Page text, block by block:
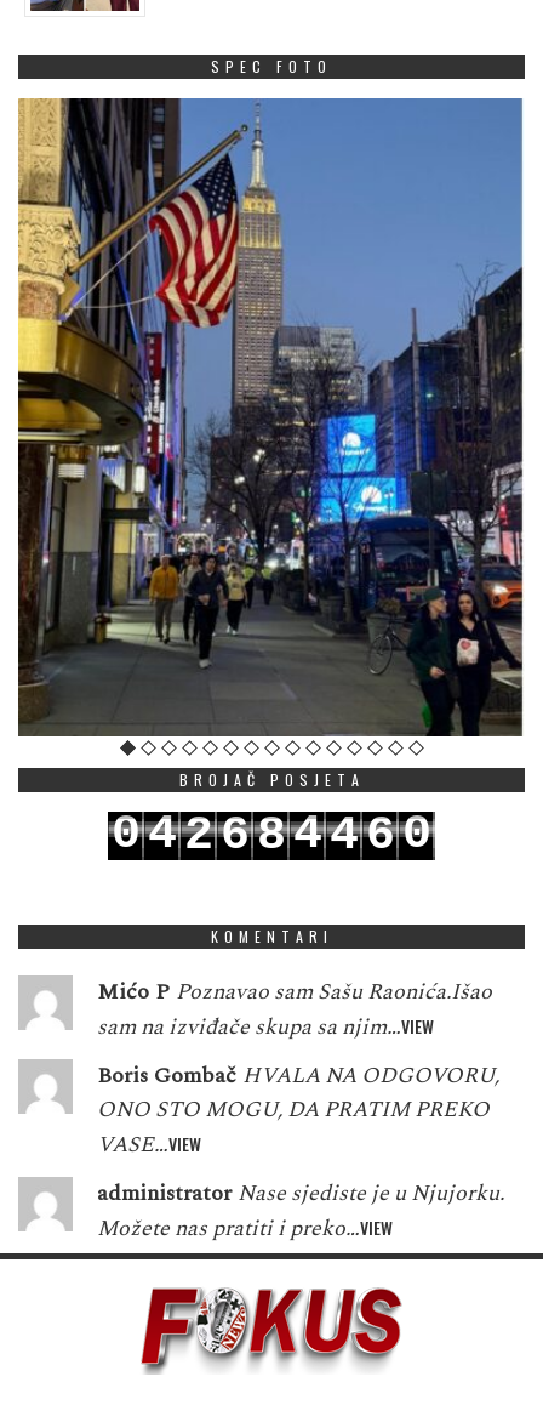
SPEC FOTO
BROJAČ POSJETA
042684460
KOMENTARI
Mićo P Poznavao sam Sašu Raonića.Išao
sam na izviđače skupa sa njim…VIEW
Boris Gombač HVALA NA ODGOVORU,
ONO STO MOGU, DA PRATIM PREKO
VASE…VIEW
administrator Nase sjediste je u Njujorku.
Možete nas pratiti i preko…VIEW